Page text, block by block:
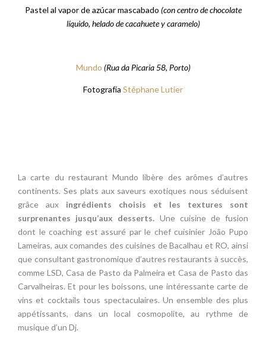
Pastel al vapor de azúcar mascabado (con centro de chocolate
líquido, helado de cacahuete y caramelo)
Mundo (Rua da Picaria 58, Porto)
Fotografía Stéphane Lutier
La carte du restaurant Mundo libère des arômes d’autres
continents. Ses plats aux saveurs exotiques nous séduisent
grâce aux ingrédients choisis et les textures sont
surprenantes jusqu’aux desserts. Une cuisine de fusion
dont le coaching est assuré par le chef cuisinier João Pupo
Lameiras, aux comandes des cuisines de Bacalhau et RO, ainsi
que consultant gastronomique d’autres restaurants à succès,
comme LSD, Casa de Pasto da Palmeira et Casa de Pasto das
Carvalheiras. Et pour les boissons, une intéressante carte de
vins et cocktails tous spectaculaires. Un ensemble des plus
appétissants, dans un local cosmopolite, au rythme de
musique d’un Dj.